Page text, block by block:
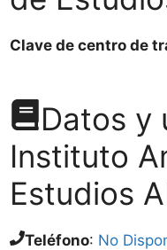
Clave de centro de
Datos y
Instituto
Estudios
Teléfono: No